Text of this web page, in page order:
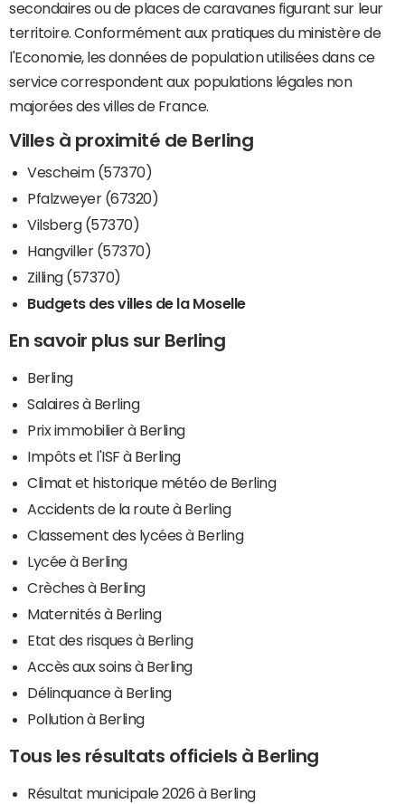
secondaires ou de places de caravanes figurant sur leur
territoire. Conformément aux pratiques du ministère de
l'Economie, les données de population utilisées dans ce
service correspondent aux populations légales non
majorées des villes de France.
Villes à proximité de Berling
Vescheim (57370)
Pfalzweyer (67320)
Vilsberg (57370)
Hangviller (57370)
Zilling (57370)
Budgets des villes de la Moselle
En savoir plus sur Berling
Berling
Salaires à Berling
Prix immobilier à Berling
Impôts et l'ISF à Berling
Climat et historique météo de Berling
Accidents de la route à Berling
Classement des lycées à Berling
Lycée à Berling
Crèches à Berling
Maternités à Berling
Etat des risques à Berling
Accès aux soins à Berling
Délinquance à Berling
Pollution à Berling
Tous les résultats officiels à Berling
Résultat municipale 2026 à Berling